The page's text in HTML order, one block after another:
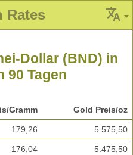
Rates
Dollar (BND) in
90 Tagen
Gramm Gold Preis/oz
179,26 5.575,50
176,04 5.475,50